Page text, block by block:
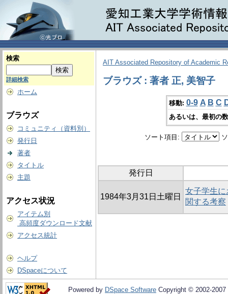
検索
詳細検索
ホーム
ブラウズ
コミュニティ（資料別）
発行日
著者
タイトル
主題
アクセス状況
アイテム別
高頻度ダウンロード文献
アクセス統計
ヘルプ
DSpaceについて
AIT Associated Repository of Academic
ブラウズ : 著者 正, 美智子
移動: 0-9 A B C
あるいは、最初の
ソート項目:
発行日
1984年3月31日土曜日
女子学生
関する考察
Powered by DSpace Software Copyright © 2002-2007